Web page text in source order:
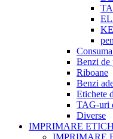
Benzi de
Riboane
Benzi
Etichete
TAG-uri
Diverse
IMPRIMARE
IMPRIMARE